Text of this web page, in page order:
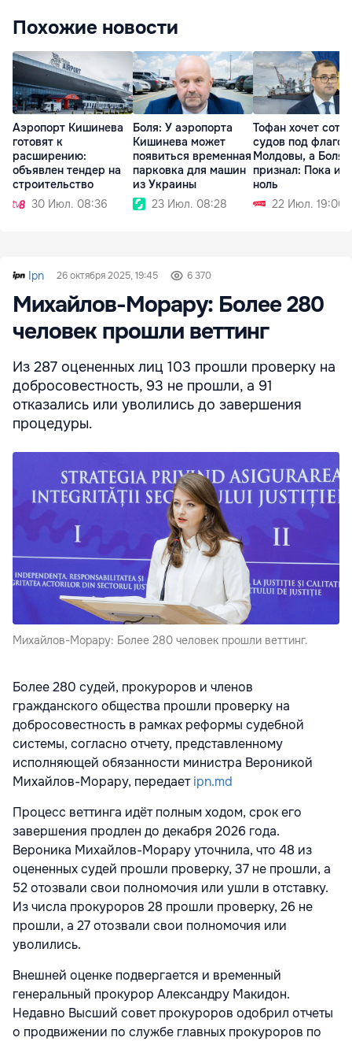
Похожие новости
Аэропорт Кишинева
готовят к
расширению:
объявлен тендер на
строительство
30 Июл. 08:36
Боля: У аэропорта
Кишинева может
появиться временная
парковка для машин
из Украины
23 Июл. 08:28
Тофан хочет
судов под флагом
Молдовы, а Боля
признал: Пока их
ноль
22 Июл. 19:00
Ipn 26 октября 2025, 19:45 6 370
Михайлов-Морару: Более 280
человек прошли веттинг
Из 287 оцененных лиц 103 прошли проверку на
добросовестность, 93 не прошли, а 91
отказались или уволились до завершения
процедуры.
Михайлов-Морару: Более 280 человек прошли веттинг.
Более 280 судей, прокуроров и членов
гражданского общества прошли проверку на
добросовестность в рамках реформы судебной
системы, согласно отчету, представленному
исполняющей обязанности министра Вероникой
Михайлов-Морару, передаетipn.md
Процесс веттинга идёт полным ходом, срок его
завершения продлен до декабря 2026 года.
Вероника Михайлов-Морару уточнила, что 48 из
оцененных судей прошли проверку, 37 не прошли, а
52 отозвали свои полномочия или ушли в отставку.
Из числа прокуроров 28 прошли проверку, 26 не
прошли, а 27 отозвали свои полномочия или
уволились.
Внешней оценке подвергается и временный
генеральный прокурор Александру Макидон.
Недавно Высший совет прокуроров одобрил отчеты
о продвижении по службе главных прокуроров по